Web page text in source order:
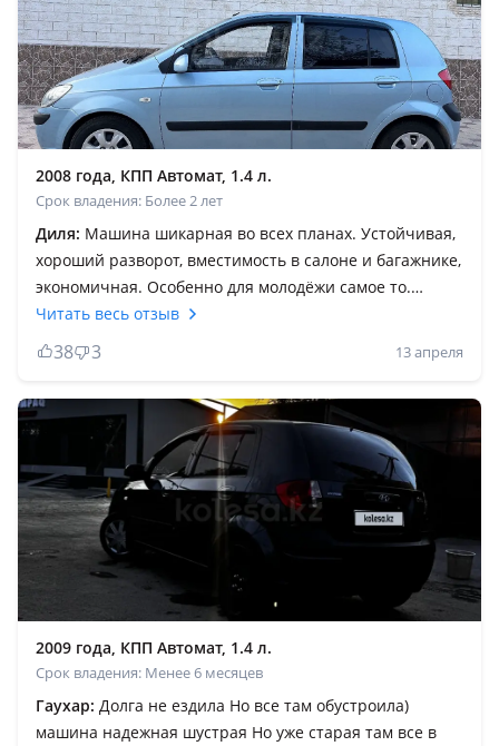
2008 года, КПП Автомат, 1.4 л.
Срок владения: Более 2 лет
Диля: Машина шикарная во всех планах. Устойчивая,
хороший разворот, вместимость в салоне и багажнике,
экономичная. Особенно для молодёжи самое то.
Спокойна ездила в другие города. Не парит с
полосками. Надёжная и удобная. Влюбилась в эту
машину с первого вождения. Жаль что перестали
выпускать именно эту модель. Девочки если только
садитесь за руль и хотите комфорта берите Hyundai
Getz и даже не сомневайтесь в своём выборе. Ездила
на других машинах пока училась в автошколе и на
машинах друзей но Getz это лучшее.
Читать весь отзыв
38 3 13 апреля
2009 года, КПП Автомат, 1.4 л.
Срок владения: Менее 6 месяцев
Гаухар: Долга не ездила Но все там обустроила)
машина надежная шустрая Но уже старая там все в